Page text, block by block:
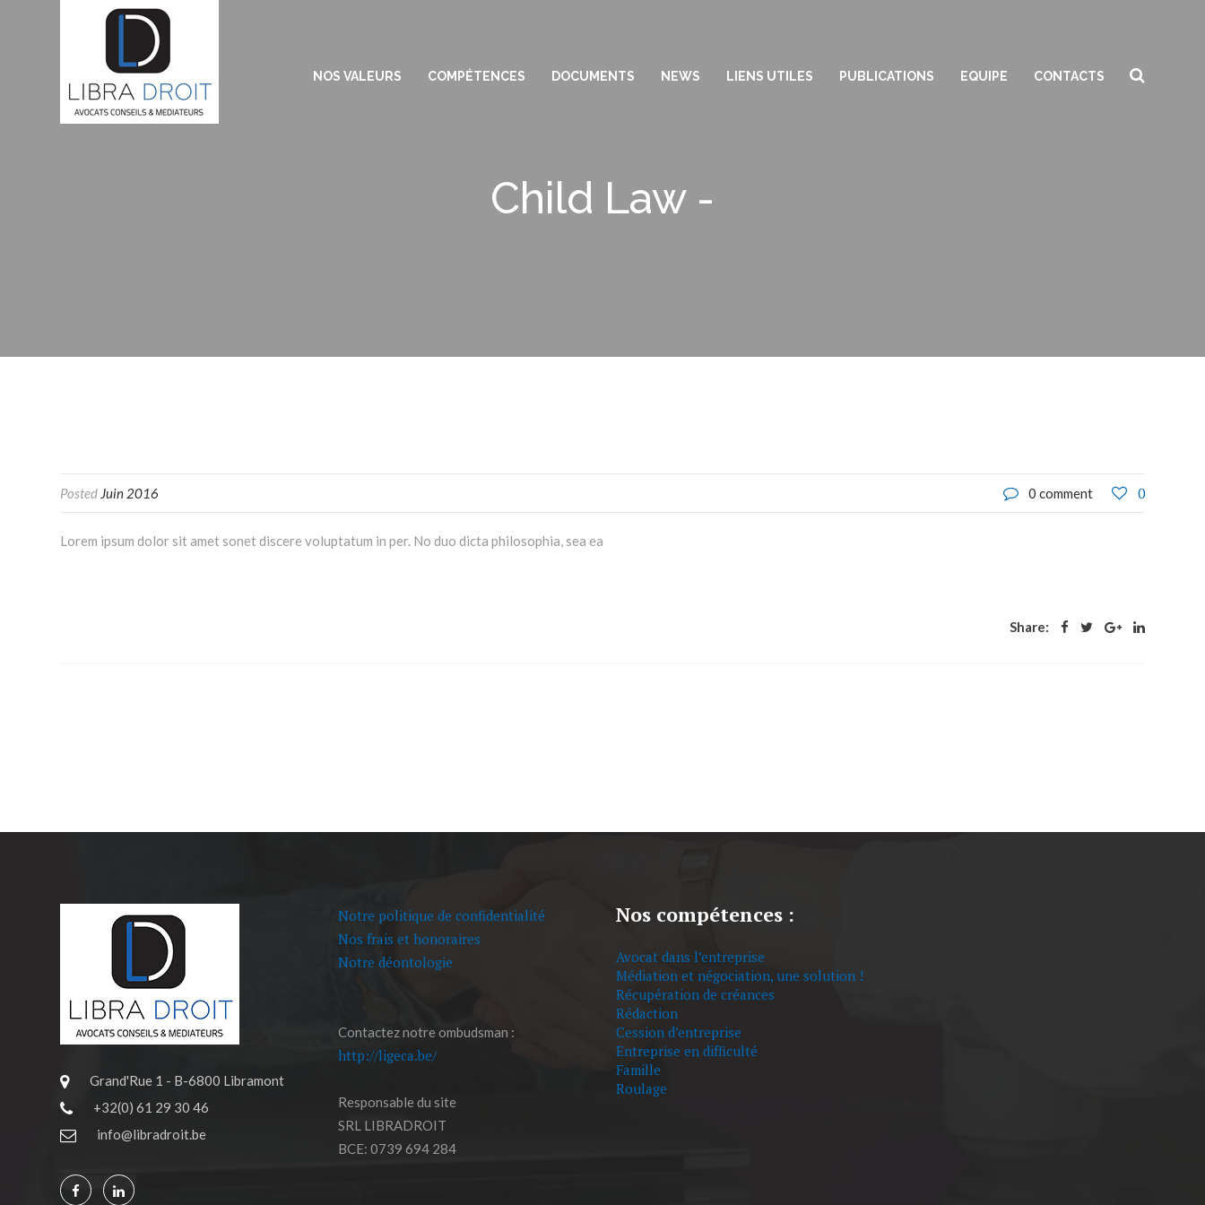
NOS VALEURS COMPÉTENCES DOCUMENTS NEWS LIENS UTILES PUBLICATIONS EQUIPE CONTACTS
Child Law -
Posted Juin 2016 0 comment 0
Lorem ipsum dolor sit amet sonet discere voluptatum in per. No duo dicta philosophia, sea ea
Share:
Grand'Rue 1 - B-6800 Libramont
+32(0) 61 29 30 46
info@libradroit.be
Notre politique de confidentialité
Nos frais et honoraires
Notre déontologie
Contactez notre ombudsman :
http://ligeca.be/
Responsable du site
SRL LIBRADROIT
BCE: 0739 694 284
Nos compétences :
Avocat dans l’entreprise
Médiation et négociation, une solution !
Récupération de créances
Rédaction
Cession d’entreprise
Entreprise en difficulté
Famille
Roulage